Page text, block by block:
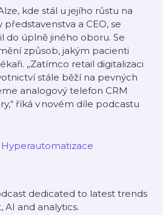
kde stál u jejího růstu na
a CEO, se
do úplně jiného oboru. Se
způsob, jakým pacienti
„Zatímco retail digitalizaci
stále běží na pevných
analogový telefon CRM
říká v novém díle podcastu
Hyperautomatizace
dedicated to latest trends
and analytics.